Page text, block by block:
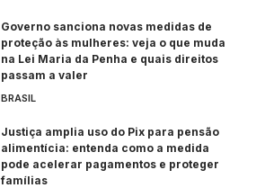
Governo sanciona novas medidas de
proteção às mulheres: veja o que muda
na Lei Maria da Penha e quais direitos
passam a valer
BRASIL
Justiça amplia uso do Pix para pensão
alimentícia: entenda como a medida
pode acelerar pagamentos e proteger
famílias